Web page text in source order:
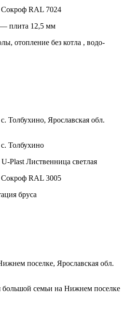
Сокроф RAL 7024
плита 12,5 мм
отопление без котла , водо-
Толбухино, Ярославская обл.
Толбухино
Plast Лиственница светлая
Сокроф RAL 3005
бруса
поселке, Ярославская обл.
семьи на Нижнем поселке